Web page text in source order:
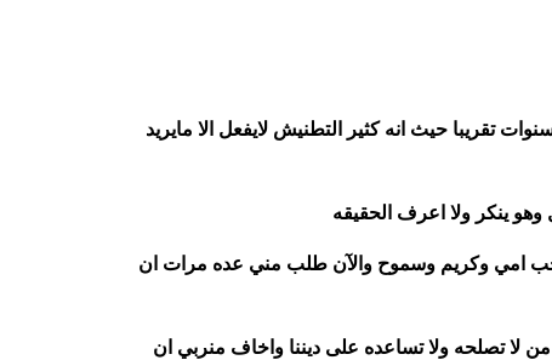
عليكم ورحمه الله وبركاته,,عسى ان تدومو بخير لما تبذلونه من عطائكم المتميز ..مشكلتي اخي الذي يصغرني ب6سنوات تقريبا حيث انه كثير التطنيش لايفعل الا مايريد
ينكر ولا اعرف الحقيقه
دوله اخرى وعمره 24سنه مع انه طيب ورقيق القلب ويحب امي وكريم وسموح والآن طلب مني عده مرات ان
لا تصلحه ولا تساعده على ديننا واخاف منربي ان